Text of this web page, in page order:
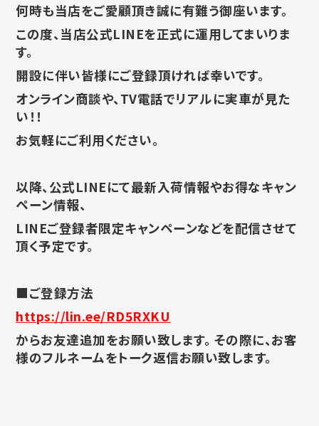
何時も当店をご愛顧頂き誠に有難う御座います。
この度、当店公式LINEを正式に運用してまいりま
す。
開設に伴い皆様にご登録頂ければ幸いです。
オンライン商談や、TV電話でリアルに実車が見た
い！！
お気軽にご利用ください。
以降、公式LINEにて最新入荷情報やお得なキャン
ペーン情報、
LINEご登録者限定キャンペーンなどを配信させて
頂く予定です。
■ご登録方法
https://lin.ee/RD5RXKU
からお友達追加をお願い致します。 その際に、お客
様のフルネームをトーク返信お願い致します。